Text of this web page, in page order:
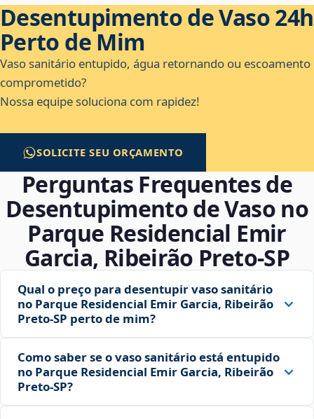
Desentupimento de Vaso 24h
Perto de Mim
Vaso sanitário entupido, água retornando ou escoamento
comprometido?
Nossa equipe soluciona com rapidez!
SOLICITE SEU ORÇAMENTO
Perguntas Frequentes de
Desentupimento de Vaso no
Parque Residencial Emir
Garcia, Ribeirão Preto‑SP
Qual o preço para desentupir vaso sanitário
no Parque Residencial Emir Garcia, Ribeirão
Preto‑SP perto de mim?
Como saber se o vaso sanitário está entupido
no Parque Residencial Emir Garcia, Ribeirão
Preto‑SP?